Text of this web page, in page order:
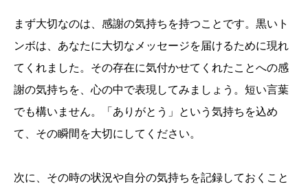
まず大切なのは、感謝の気持ちを持つことです。黒いト
ンボは、あなたに大切なメッセージを届けるために現れ
てくれました。その存在に気付かせてくれたことへの感
謝の気持ちを、心の中で表現してみましょう。短い言葉
でも構いません。「ありがとう」という気持ちを込め
て、その瞬間を大切にしてください。
次に、その時の状況や自分の気持ちを記録しておくこと